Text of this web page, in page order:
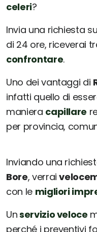
celeri?
Invia una richiesta
di 24 ore, riceverai
confrontare.
Uno dei vantaggi di
infatti quello di
maniera capillare
per provincia,
Inviando una
Bore, verrai
con le migliori
Unservizio veloce
perché i preventivi